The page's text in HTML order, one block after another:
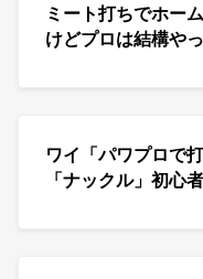
ミート打ちでホー
けどプロは結構や
ワイ「パワプロで
「ナックル」初心